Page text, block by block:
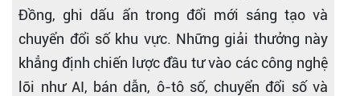
Đồng, ghi dấu ấn trong đổi mới sáng tạo và
chuyển đổi số khu vực. Những giải thưởng này
khẳng định chiến lược đầu tư vào các công nghệ
lõi như AI, bán dẫn, ô-tô số, chuyển đổi số và